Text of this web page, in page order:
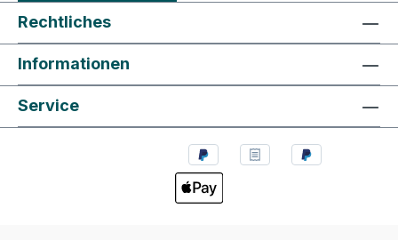
Rechtliches
Informationen
Service